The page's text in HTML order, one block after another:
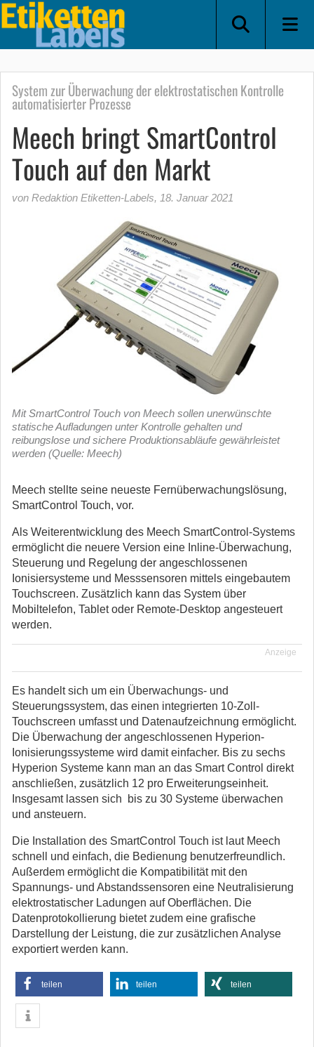
System zur Überwachung der elektrostatischen Kontrolle
automatisierter Prozesse
Meech bringt SmartControl
Touch auf den Markt
von Redaktion Etiketten-Labels, 18. Januar 2021
Mit SmartControl Touch von Meech sollen unerwünschte
statische Aufladungen unter Kontrolle gehalten und
reibungslose und sichere Produktionsabläufe gewährleistet
werden (Quelle: Meech)
Meech stellte seine neueste Fernüberwachungslösung,
SmartControl Touch, vor.
Als Weiterentwicklung des Meech SmartControl-Systems
ermöglicht die neuere Version eine Inline-Überwachung,
Steuerung und Regelung der angeschlossenen
Ionisiersysteme und Messsensoren mittels eingebautem
Touchscreen. Zusätzlich kann das System über
Mobiltelefon, Tablet oder Remote-Desktop angesteuert
werden.
Anzeige
Es handelt sich um ein Überwachungs- und
Steuerungssystem, das einen integrierten 10-Zoll-
Touchscreen umfasst und Datenaufzeichnung ermöglicht.
Die Überwachung der angeschlossenen Hyperion-
Ionisierungssysteme wird damit einfacher. Bis zu sechs
Hyperion Systeme kann man an das Smart Control direkt
anschließen, zusätzlich 12 pro Erweiterungseinheit.
Insgesamt lassen sich bis zu 30 Systeme überwachen
und ansteuern.
Die Installation des SmartControl Touch ist laut Meech
schnell und einfach, die Bedienung benutzerfreundlich.
Außerdem ermöglicht die Kompatibilität mit den
Spannungs- und Abstandssensoren eine Neutralisierung
elektrostatischer Ladungen auf Oberflächen. Die
Datenprotokollierung bietet zudem eine grafische
Darstellung der Leistung, die zur zusätzlichen Analyse
exportiert werden kann.
teilen teilen teilen